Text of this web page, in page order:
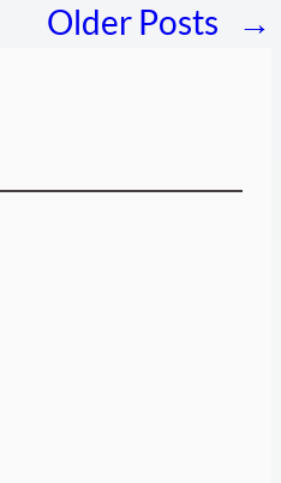
Older Posts →